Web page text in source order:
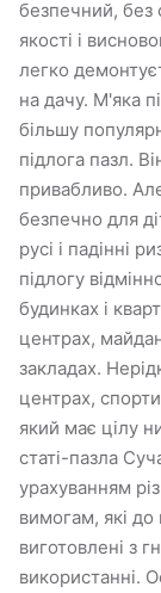
безпечний, без
якості і
легко
на дачу. М'яка
більшу
підлога пазл.
привабливо.
безпечно для
русі і падінні
підлогу
будинках і
центрах,
закладах.
центрах,
який має цілу
статі-пазла
урахуванням
вимогам, які
виготовлені з
використанні.